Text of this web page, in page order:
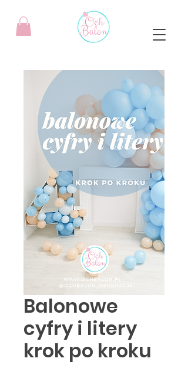
Balonowe
cyfry i litery
krok po kroku